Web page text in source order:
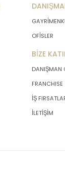
OFİSLER
BİZE
DANIŞMAN
FRANCHISE
İŞ
İLETİŞİM